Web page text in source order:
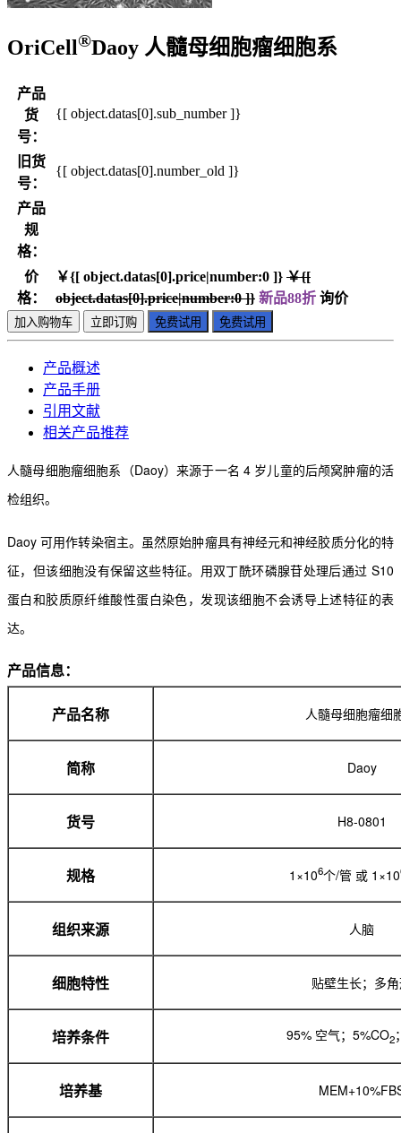
OriCell®Daoy 人髓母细胞瘤细胞系
产品
货
号：
{[ object.datas[0].sub_number ]}
旧货
号：
{[ object.datas[0].number_old ]}
产品
规
格：
价
格：
￥{[ object.datas[0].price|number:0 ]} ￥{[
object.datas[0].price|number:0 ]} 新品88折 询价
加入购物车 立即订购 免费试用 免费试用
产品概述
产品手册
引用文献
相关产品推荐
人髓母细胞瘤细胞系（Daoy）来源于一名 4 岁儿童的后颅窝肿瘤的活
检组织。
Daoy 可用作转染宿主。虽然原始肿瘤具有神经元和神经胶质分化的特
征，但该细胞没有保留这些特征。用双丁酰环磷腺苷处理后通过 S10
蛋白和胶质原纤维酸性蛋白染色，发现该细胞不会诱导上述特征的表
达。
产品信息：
产品名称 人髓母细胞瘤细
简称 Daoy
货号 H8-0801
规格 1×106个/管 或 1×10
组织来源 人脑
细胞特性 贴壁生长；多
培养条件 95% 空气；5%CO2
培养基